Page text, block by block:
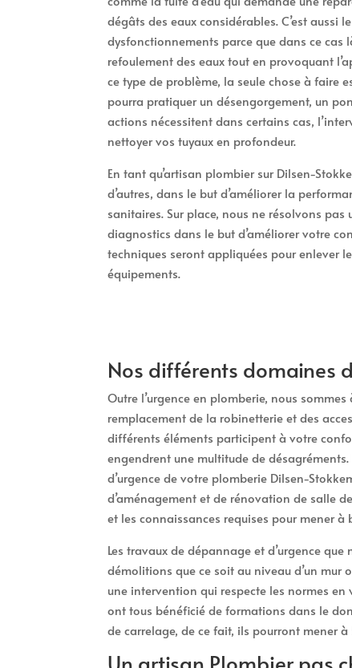
dégâts des eaux considérables. C’est aussi
dysfonctionnements parce que dans ce cas
refoulement des eaux tout en provoquant
ce type de problème, la seule chose à faire
pourra pratiquer un désengorgement, un
actions nécessitent dans certains cas,
nettoyer vos tuyaux en profondeur.
En tant qu’artisan plombier sur Dilsen-
d’autres, dans le but d’améliorer la
sanitaires. Sur place, nous ne résolvons
diagnostics dans le but d’améliorer votre
techniques seront appliquées pour enlever
équipements.
Nos différents domaines
Outre l’urgence en plomberie, nous
remplacement de la robinetterie et des
différents éléments participent à votre
engendrent une multitude de
d’urgence de votre plomberie Dilsen-
d’aménagement et de rénovation de salle
et les connaissances requises pour mener à
Les travaux de dépannage et d’urgence
démolitions que ce soit au niveau d’un mur
une intervention qui respecte les normes
ont tous bénéficié de formations dans le
de carrelage, de ce fait, ils pourront mener